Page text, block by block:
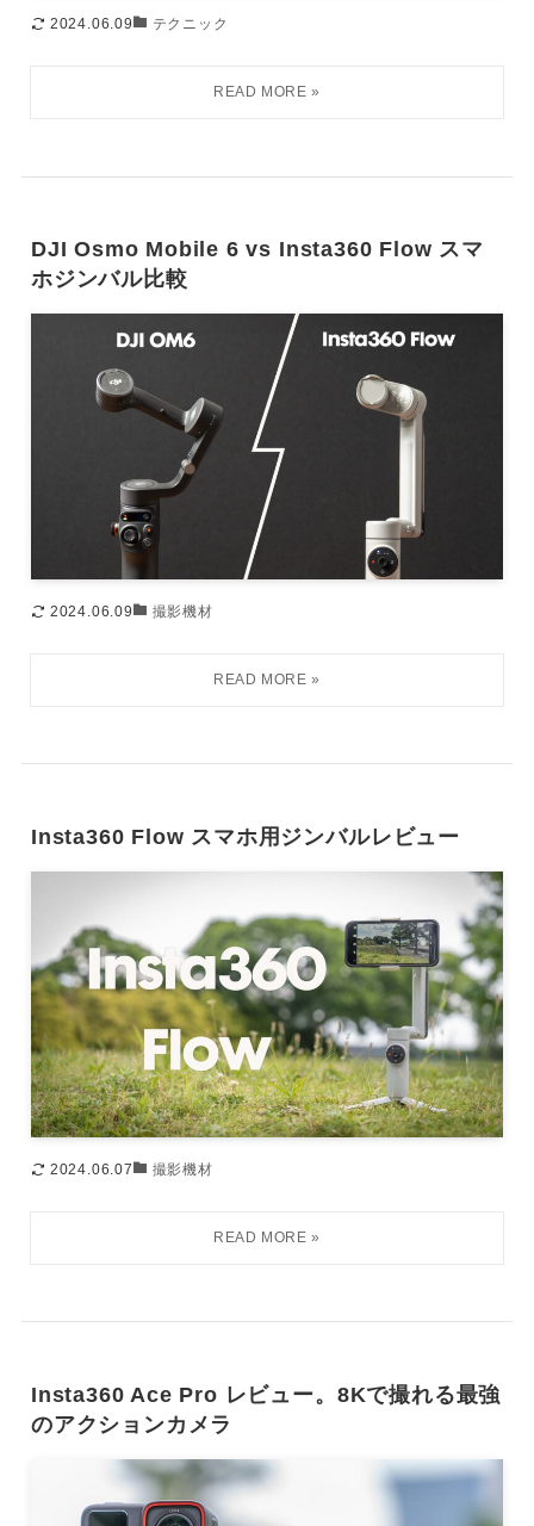
2024.06.09 テクニック
DJI Osmo Mobile 6 vs Insta360 Flow スマ
ホジンバル比較
2024.06.09 撮影機材
Insta360 Flow スマホ用ジンバルレビュー
2024.06.07 撮影機材
Insta360 Ace Pro レビュー。8Kで撮れる最強
のアクションカメラ